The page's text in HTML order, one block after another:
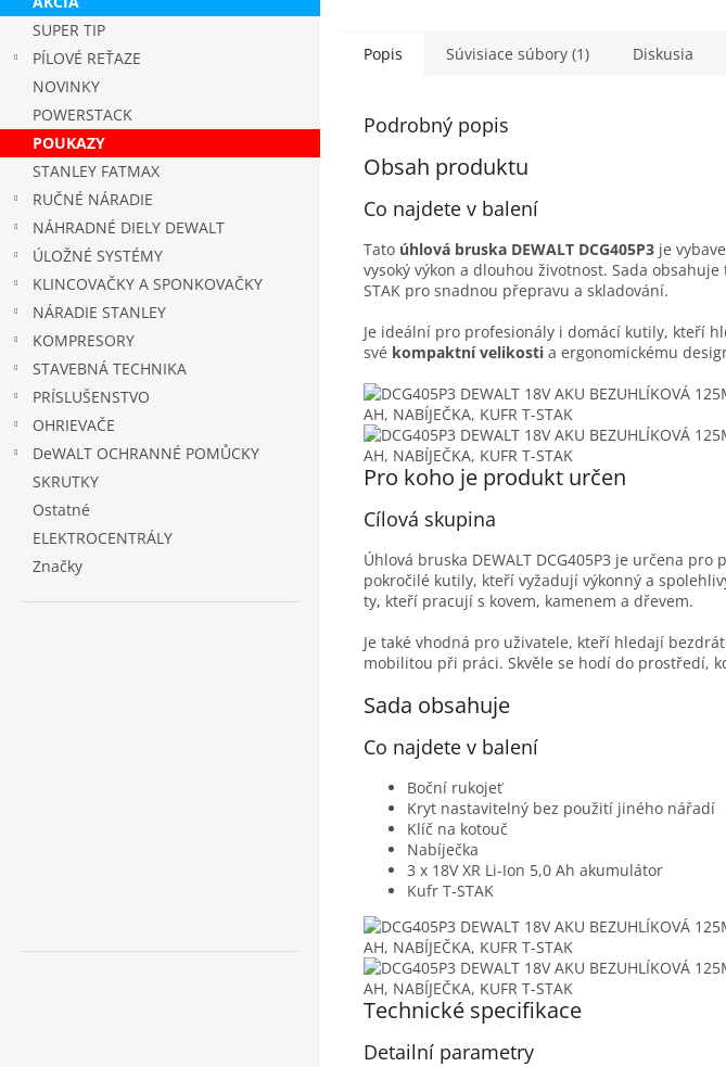
SUPER TIP
PÍLOVÉ REŤAZE
NOVINKY
POWERSTACK
POUKAZY
STANLEY FATMAX
RUČNÉ NÁRADIE
NÁHRADNÉ DIELY DEWALT
ÚLOŽNÉ SYSTÉMY
KLINCOVAČKY A SPONKOVAČKY
NÁRADIE STANLEY
KOMPRESORY
STAVEBNÁ TECHNIKA
PRÍSLUŠENSTVO
OHRIEVAČE
DeWALT OCHRANNÉ POMŮCKY
SKRUTKY
Ostatné
ELEKTROCENTRÁLY
Značky
Popis Súvisiace súbory (1) Diskusia
Podrobný popis
Obsah produktu
Co najdete v balení
Tato úhlová bruska DEWALT DCG405P3 je
vysoký výkon a dlouhou životnost. Sada obsahuje
STAK pro snadnou přepravu a skladování.
Je ideální pro profesionály i domácí kutily, kteří
své kompaktní velikosti a ergonomickému
Pro koho je produkt určen
Cílová skupina
Úhlová bruska DEWALT DCG405P3 je určena
pokročilé kutily, kteří vyžadují výkonný a
ty, kteří pracují s kovem, kamenem a dřevem.
Je také vhodná pro uživatele, kteří hledají
mobilitou při práci. Skvěle se hodí do prostředí,
Sada obsahuje
Co najdete v balení
Boční rukojeť
Kryt nastavitelný bez použití jiného nářadí
Klíč na kotouč
Nabíječka
3 x 18V XR Li-Ion 5,0 Ah akumulátor
Kufr T-STAK
Technické specifikace
Detailní parametry